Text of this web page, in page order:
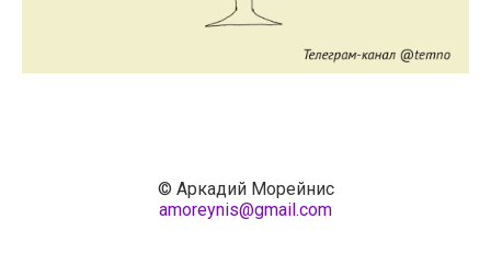
© Аркадий Морейнис
amoreynis@gmail.com